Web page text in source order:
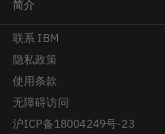
联系 IBM
隐私政策
使用条款
无障碍访问
沪ICP备18004249号-23